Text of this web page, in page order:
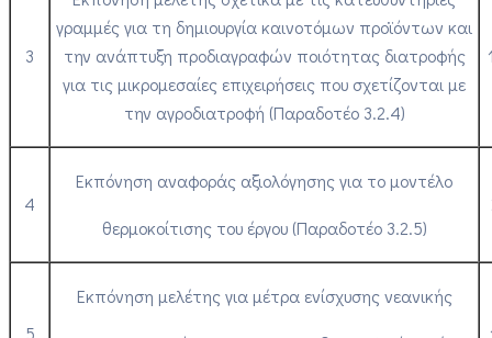
3
γραμμές για τη δημιουργία καινοτόμων προϊόντων και
την ανάπτυξη προδιαγραφών ποιότητας διατροφής
για τις μικρομεσαίες επιχειρήσεις που σχετίζονται με
την αγροδιατροφή (Παραδοτέο 3.2.4)
4
Εκπόνηση αναφοράς αξιολόγησης για το μοντέλο
θερμοκοίτισης του έργου (Παραδοτέο 3.2.5)
5
Εκπόνηση μελέτης για μέτρα ενίσχυσης νεανικής